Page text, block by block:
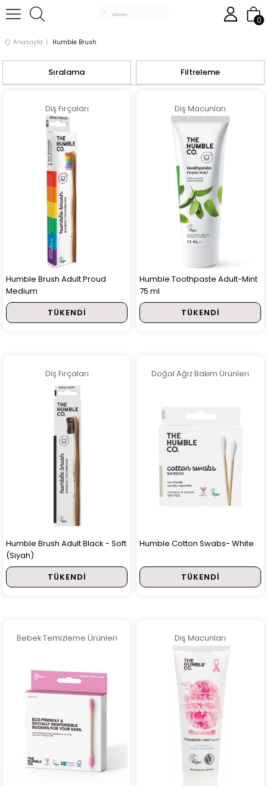
0
Anasayfa Humble Brush
Filtreleme
Sıralama
Diş Fırçaları
Humble Brush Adult Proud
Medium
TÜKENDI
Diş Macunları
Humble Toothpaste Adult-Mint
75 ml
TÜKENDI
Diş Fırçaları
Humble Brush Adult Black - Soft
(Siyah)
TÜKENDI
Doğal Ağız Bakım Ürünleri
Humble Cotton Swabs- White
TÜKENDI
Bebek Temizleme Ürünleri Diş Macunları